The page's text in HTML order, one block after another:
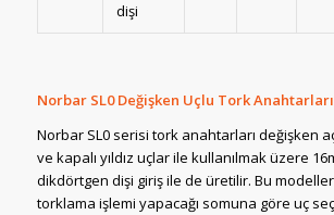
dişi
Norbar SL0 Değişken Uçlu Tork Anahtarları
Norbar SL0 serisi tork anahtarları değişken
ve kapalı yıldız uçlar ile kullanılmak üzere
dikdörtgen dişi giriş ile de üretilir. Bu
torklama işlemi yapacağı somuna göre uç